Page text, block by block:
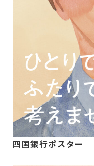
四国銀行ポスター